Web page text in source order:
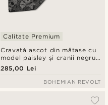
Cravată ascot din mătase cu
model paisley și cranii negru
și gri
Calitate Premium
285,00 Lei
BOHEMIAN REVOLT